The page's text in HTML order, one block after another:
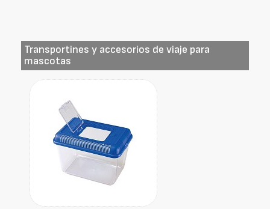
Transportines y accesorios de viaje para
mascotas